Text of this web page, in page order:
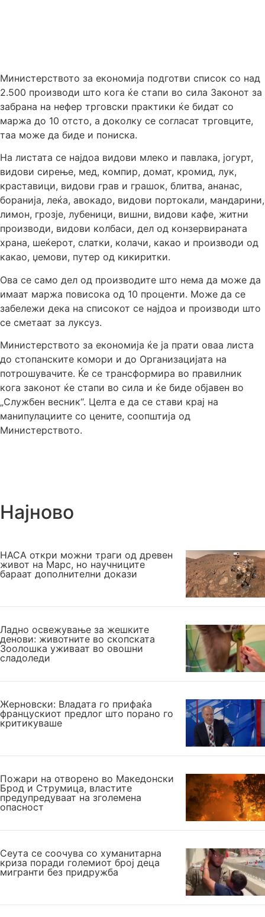
Министерството за економија подготви список со над
2.500 производи што кога ќе стапи во сила Законот за
забрана на нефер трговски практики ќе бидат со
маржа до 10 отсто, а доколку се согласат трговците,
таа може да биде и пониска.
На листата се најдоа видови млеко и павлака, јогурт,
видови сирење, мед, компир, домат, кромид, лук,
краставици, видови грав и грашок, блитва, ананас,
боранија, леќа, авокадо, видови портокали, мандарини,
лимон, грозје, лубеници, вишни, видови кафе, житни
производи, видови колбаси, дел од конзервираната
храна, шеќерoт, слатки, колачи, какао и производи од
какао, џемови, путер од кикиритки.
Ова се само дел од производите што нема да може да
имаат маржа повисока од 10 проценти. Може да се
забележи дека на списокот се најдоа и производи што
се сметаат за луксуз.
Министерството за економија ќе ја прати оваа листа
до стопанските комори и до Организацијата на
потрошувачите. Ќе се трансформира во правилник
кога законот ќе стапи во сила и ќе биде објавен во
„Службен весник“. Целта е да се стави крај на
манипулациите со цените, соопштија од
Министерството.
Најново
НАСА откри можни траги од древен
живот на Марс, но научниците
бараат дополнителни докази
Ладно освежување за жешките
денови: животните во скопската
Зоолошка уживаат во овошни
сладоледи
Жерновски: Владата го прифаќа
францускиот предлог што порано го
критикуваше
Пожари на отворено во Македонски
Брод и Струмица, властите
предупредуваат на зголемена
опасност
Сеута се соочува со хуманитарна
криза поради големиот број деца
мигранти без придружба